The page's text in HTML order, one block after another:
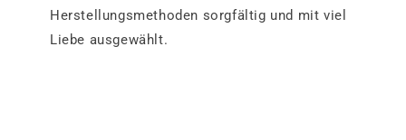
Herstellungsmethoden sorgfältig und mit viel
Liebe ausgewählt.